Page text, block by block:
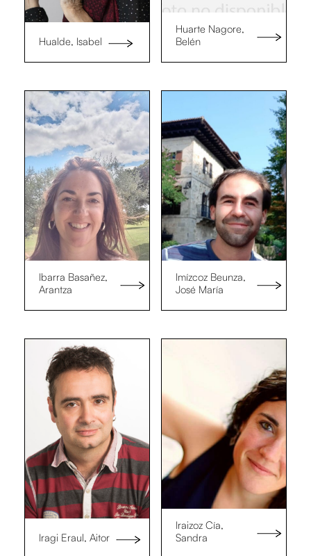
Hualde, Isabel
Huarte Nagore,
Belén
Ibarra Basañez,
Arantza
Imízcoz Beunza,
José María
Iragi Eraul, Aitor
Iraizoz Cía,
Sandra